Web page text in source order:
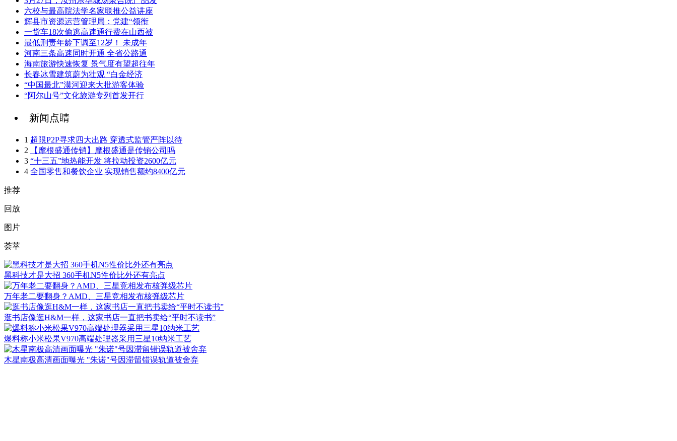
六校与最高院法学名家联推公益讲座
辉县市资源运营管理局：党建“领衔
一货车18次偷逃高速通行费在山西被
最低刑责年龄下调至12岁！ 未成年
河南三条高速同时开通 全省公路通
海南旅游快速恢复 景气度有望超往年
长春冰雪建筑蔚为壮观 “白金经济
“中国最北”漠河迎来大批游客体验
“阿尔山号”文化旅游专列首发开行
新闻点睛
1 超限P2P寻求四大出路 穿透式监管严阵以待
2
【摩根盛通传销】摩根盛通是传销公司吗
3 “十三五”地热能开发 将拉动投资2600亿元
4 全国零售和餐饮企业 实现销售额约8400亿元
推荐
回放
图片
荟萃
黑科技才是大招 360手机N5性价比外还有亮点
万年老二要翻身？AMD、三星竞相发布核弹级芯片
逛书店像逛H&M一样，这家书店一直把书卖给“平时不读书”
爆料称小米松果V970高端处理器采用三星10纳米工艺
木星南极高清画面曝光 "朱诺"号因滞留错误轨道被舍弃